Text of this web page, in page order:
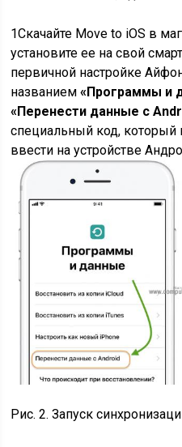
1Скачайте Move to iOS в
установите ее на свой
первичной настройке
названием«Программы и
«Перенести данные с
специальный код,
ввести на устройстве
Рис. 2. Запуск